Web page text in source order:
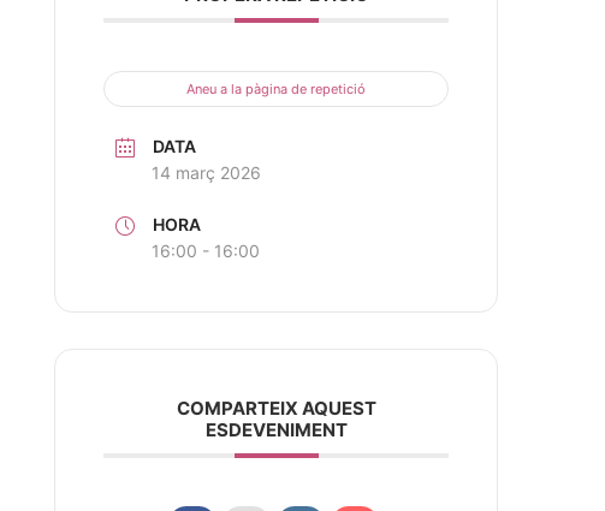
Aneu a la pàgina de repetició
DATA
14 març 2026
HORA
16:00 - 16:00
COMPARTEIX AQUEST
ESDEVENIMENT